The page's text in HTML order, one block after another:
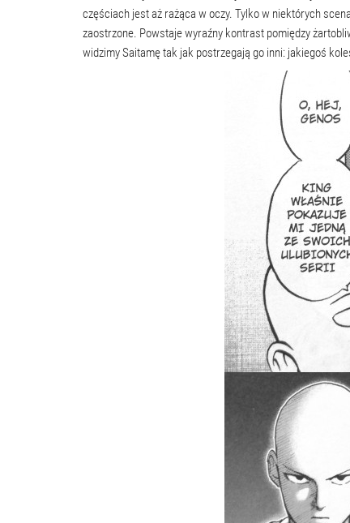
częściach jest aż rażąca w oczy. Tylko w niektórych
zaostrzone. Powstaje wyraźny kontrast pomiędzy
widzimy Saitamę tak jak postrzegają go inni: jakiegoś